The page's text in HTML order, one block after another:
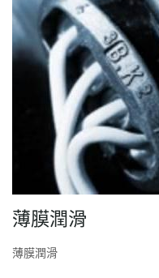
薄膜潤滑
薄膜潤滑